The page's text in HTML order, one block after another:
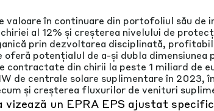
valoare în continuare din portofoliul său
al 12% și creșterea nivelului de
prin dezvoltarea disciplinată,
oferă potențialul de a-și dubla
contractate din chirii la peste 1 miliard de
de centrale solare suplimentare în
și creșterea fluxurilor de venituri
vizează un EPRA EPS ajustat